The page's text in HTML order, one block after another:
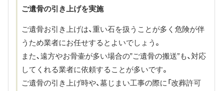
ご遺骨の引き上げを実施
ご遺骨お引き上げは、重い石を扱うことが多く危険が伴
うため業者にお任せするとよいでしょう。
また、遠方やお骨壷が多い場合の”ご遺骨の搬送”も、対応
してくれる業者に依頼することが多いです。
ご遺骨の引き上げ時や、墓じまい工事の際に「改葬許可